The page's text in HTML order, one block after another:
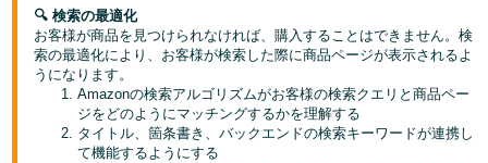
-
KR
日
語
ロ
グ
イ
ン
🔍 検索の最適化
お客様が商品を見つけられなければ、購入することはできません。検
索の最適化により、お客様が検索した際に商品ページが表示されるよ
うになります。
Amazonの検索アルゴリズムがお客様の検索クエリと商品ペー
ジをどのようにマッチングするかを理解する
タイトル、箇条書き、バックエンドの検索キーワードが連携し
て機能するようにする